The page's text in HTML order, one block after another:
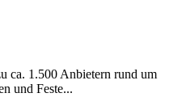
ca. 1.500 Anbietern rund um
und Feste...